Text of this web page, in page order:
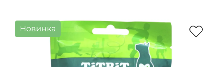
Новинка